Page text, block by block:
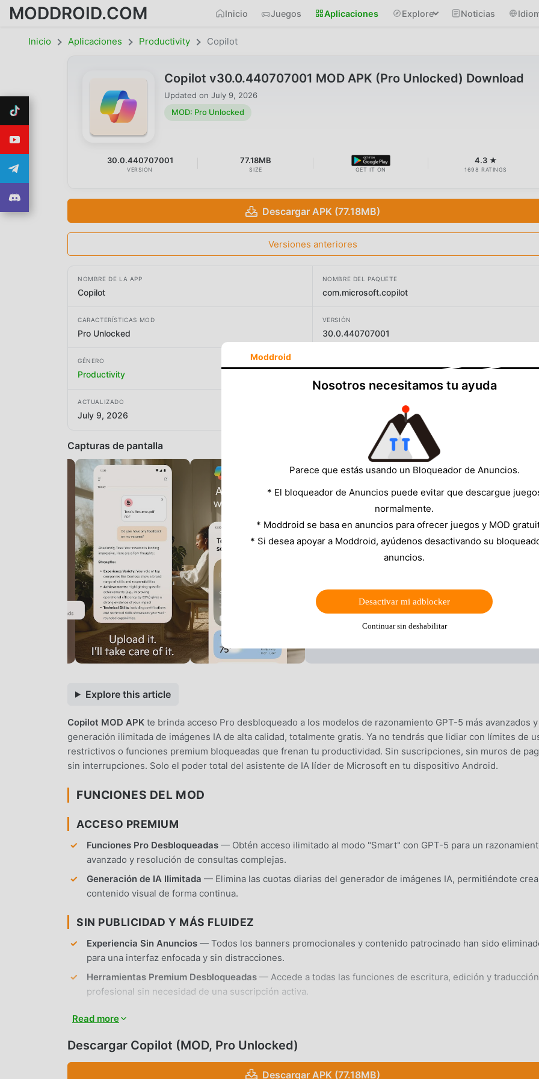
MODDROID.COM Inicio Juegos Aplicaciones Explore Noticias
Inicio Aplicaciones Productivity Copilot
Copilot v30.0.440707001 MOD APK (Pro Unlocked) Download
Updated on July 9, 2026
MOD: Pro Unlocked
30.0.440707001
VERSION
77.18MB
SIZE GET IT ON
4.3 ★
1698 RATINGS
Descargar APK (77.18MB)
Versiones anteriores
NOMBRE DE LA APP
Copilot
NOMBRE DEL PAQUETE
com.microsoft.copilot
CARACTERÍSTICAS MOD
Pro Unlocked
VERSIÓN
30.0.440707001
GÉNERO
Productivity
ACTUALIZADO
July 9, 2026
Capturas de pantalla
Explore this article
Copilot MOD APK te brinda acceso Pro desbloqueado a los modelos de razonamiento GPT-5 más avanzados y
generación ilimitada de imágenes IA de alta calidad, totalmente gratis. Ya no tendrás que lidiar con límites de
restrictivos o funciones premium bloqueadas que frenan tu productividad. Sin suscripciones, sin muros de
sin interrupciones. Solo el poder total del asistente de IA líder de Microsoft en tu dispositivo Android.
FUNCIONES DEL MOD
ACCESO PREMIUM
Funciones Pro Desbloqueadas — Obtén acceso ilimitado al modo "Smart" con GPT-5 para un
avanzado y resolución de consultas complejas.
Generación de IA Ilimitada — Elimina las cuotas diarias del generador de imágenes IA, permitiéndote
contenido visual de forma continua.
SIN PUBLICIDAD Y MÁS FLUIDEZ
Experiencia Sin Anuncios — Todos los banners promocionales y contenido patrocinado han sido
para una interfaz enfocada y sin distracciones.
Herramientas Premium Desbloqueadas — Accede a todas las funciones de escritura, edición y traducción
profesional sin necesidad de una suscripción activa.
modificar el sistema.
FUNCIONES DE LA APP
Read more
Descargar Copilot (MOD, Pro Unlocked)
Descargar APK (77.18MB)
Moddroid
Nosotros necesitamos tu ayuda
Parece que estás usando un Bloqueador de Anuncios.
* El bloqueador de Anuncios puede evitar que descargue
normalmente.
* Moddroid se basa en anuncios para ofrecer juegos y MOD
* Si desea apoyar a Moddroid, ayúdenos desactivando su
anuncios.
Desactivar mi adblocker
Continuar sin deshabilitar